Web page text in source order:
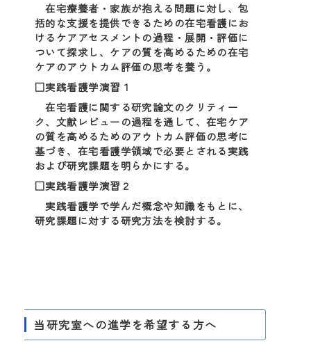
在宅療養者・家族が抱える問題に対し、包
括的な支援を提供できるための在宅看護にお
けるケアアセスメントの過程・展開・評価に
ついて探求し、ケアの質を高めるための在宅
ケアのアウトカム評価の思考を養う。
□実践看護学演習１
在宅看護に関する研究論文のクリティー
ク、文献レビューの過程を通して、在宅ケア
の質を高めるためのアウトカム評価の思考に
基づき、在宅看護学領域で必要とされる実践
および研究課題を明らかにする。
□実践看護学演習２
実践看護学で学んだ概念や知識をもとに、
研究課題に対する研究方法を検討する。
当研究室への進学を希望する方へ